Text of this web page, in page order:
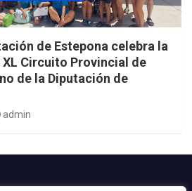
de Estepona celebra la
Circuito Provincial de
de la Diputación de
admin